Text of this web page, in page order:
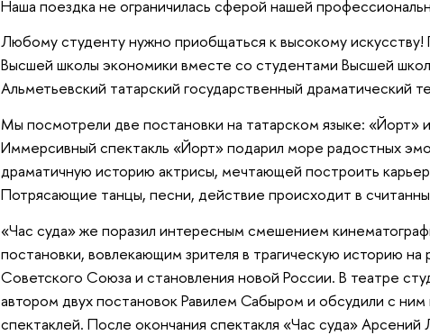
Наша поездка не ограничилась сферой нашей
Любому студенту нужно приобщаться к высокому
Высшей школы экономики вместе со студентами Высшей
Альметьевский татарский государственный драматический
Мы посмотрели две постановки на татарском языке: «Йорт»
Иммерсивный спектакль «Йорт» подарил море радостных
драматичную историю актрисы, мечтающей построить
Потрясающие танцы, песни, действие происходит в
«Час суда» же поразил интересным смешением
постановки, вовлекающим зрителя в трагическую историю на
Советского Союза и становления новой России. В театре
автором двух постановок Равилем Сабыром и обсудили с
спектаклей. После окончания спектакля «Час суда»